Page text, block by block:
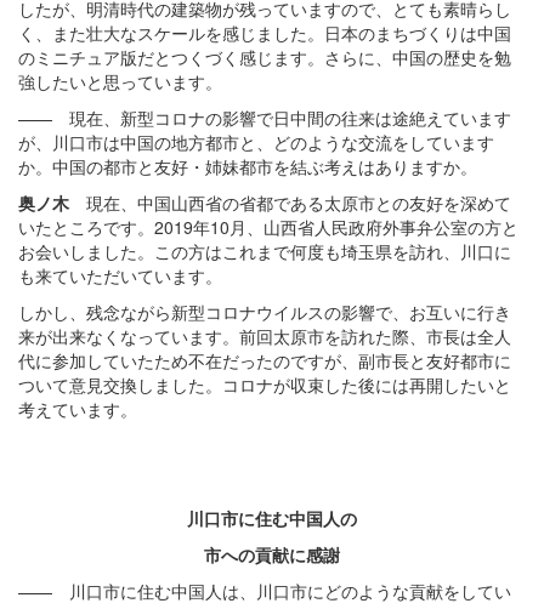
したが、明清時代の建築物が残っていますので、とても素晴らし
く、また壮大なスケールを感じました。日本のまちづくりは中国
のミニチュア版だとつくづく感じます。さらに、中国の歴史を勉
強したいと思っています。
—— 現在、新型コロナの影響で日中間の往来は途絶えています
が、川口市は中国の地方都市と、どのような交流をしています
か。中国の都市と友好 ・ 姉妹都市を結ぶ考えはありますか。
奥ノ木 現在、中国山西省の省都である太原市との友好を深めて
いたところです。2019年10月、山西省人民政府外事弁公室の方と
お会いしました。この方はこれまで何度も埼玉県を訪れ、川口に
も来ていただいています。
しかし、残念ながら新型コロナウイルスの影響で、お互いに行き
来が出来なくなっています。前回太原市を訪れた際、市長は全人
代に参加していたため不在だったのですが、副市長と友好都市に
ついて意見交換しました。コロナが収束した後には再開したいと
考えています。
川口市に住む中国人の
市への貢献に感謝
—— 川口市に住む中国人は、川口市にどのような貢献をしてい